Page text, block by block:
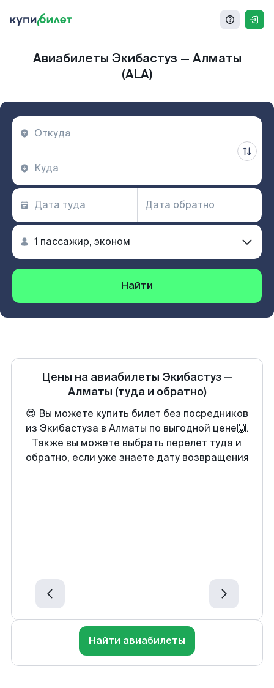
Авиабилеты Экибастуз — Алматы
(ALA)
Найти
Цены на авиабилеты Экибастуз —
Алматы (туда и обратно)
😍 Вы можете купить билет без посредников
из Экибастуза в Алматы по выгодной цене🙌.
Также вы можете выбрать перелет туда и
обратно, если уже знаете дату возвращения
Найти авиабилеты